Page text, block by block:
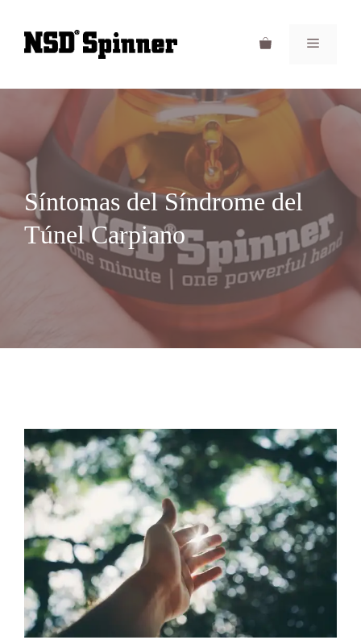
contenido
Menú
Síntomas del Síndrome del
Túnel Carpiano